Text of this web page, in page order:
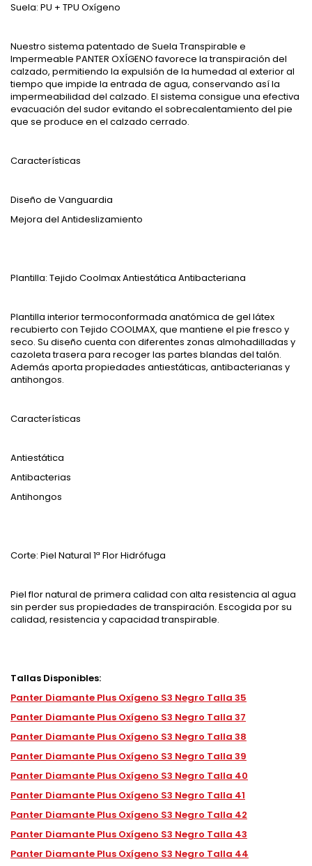
Suela: PU + TPU Oxígeno
Nuestro sistema patentado de Suela Transpirable e
Impermeable PANTER OXÍGENO favorece la transpiración del
calzado, permitiendo la expulsión de la humedad al exterior al
tiempo que impide la entrada de agua, conservando así la
impermeabilidad del calzado. El sistema consigue una efectiva
evacuación del sudor evitando el sobrecalentamiento del pie
que se produce en el calzado cerrado.
Características
Diseño de Vanguardia
Mejora del Antideslizamiento
Plantilla: Tejido Coolmax Antiestática Antibacteriana
Plantilla interior termoconformada anatómica de gel látex
recubierto con Tejido COOLMAX, que mantiene el pie fresco y
seco. Su diseño cuenta con diferentes zonas almohadilladas y
cazoleta trasera para recoger las partes blandas del talón.
Además aporta propiedades antiestáticas, antibacterianas y
antihongos.
Características
Antiestática
Antibacterias
Antihongos
Corte: Piel Natural 1ª Flor Hidrófuga
Piel flor natural de primera calidad con alta resistencia al agua
sin perder sus propiedades de transpiración. Escogida por su
calidad, resistencia y capacidad transpirable.
Tallas Disponibles:
Panter Diamante Plus Oxígeno S3 Negro Talla 35
Panter Diamante Plus Oxígeno S3 Negro Talla 37
Panter Diamante Plus Oxígeno S3 Negro Talla 38
Panter Diamante Plus Oxígeno S3 Negro Talla 39
Panter Diamante Plus Oxígeno S3 Negro Talla 40
Panter Diamante Plus Oxígeno S3 Negro Talla 41
Panter Diamante Plus Oxígeno S3 Negro Talla 42
Panter Diamante Plus Oxígeno S3 Negro Talla 43
Panter Diamante Plus Oxígeno S3 Negro Talla 44